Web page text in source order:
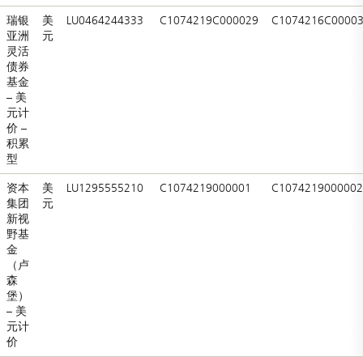
瑞银
亚洲
灵活
债券
基金
– 美
元计
价 –
积累
型
美
元
LU0464244333 C1074219C000029
资本
集团
新视
野基
金
（卢
森
堡）
– 美
元计
价
美
元
LU1295555210 C1074219000001 C1074219000002